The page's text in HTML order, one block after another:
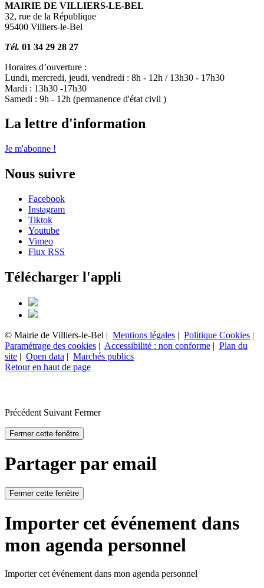
MAIRIE DE VILLIERS-LE-BEL
32, rue de la République
95400 Villiers-le-Bel
Tél. 01 34 29 28 27
Horaires d’ouverture :
Lundi, mercredi, jeudi, vendredi : 8h - 12h / 13h30 - 17h30
Mardi : 13h30 -17h30
Samedi : 9h - 12h (permanence d'état civil )
La lettre d'information
Je m'abonne !
Nous suivre
Facebook
Instagram
Tiktok
Youtube
Vimeo
Flux RSS
Télécharger l'appli
© Mairie de Villiers-le-Bel | Mentions légales | Politique Cookies |
Paramétrage des cookies | Accessibilité : non conforme | Plan du
site | Open data | Marchés publics
Retour en haut de page
Précédent Suivant Fermer
Fermer cette fenêtre
Partager par email
Fermer cette fenêtre
Importer cet événement dans
mon agenda personnel
Importer cet événement dans mon agenda personnel